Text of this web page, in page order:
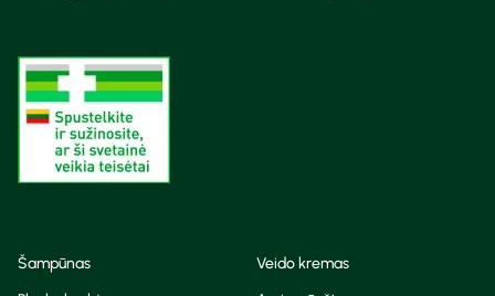
Šampūnas
Veido kremas